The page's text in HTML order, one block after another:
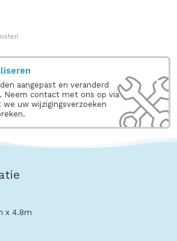
aangepast en veranderd
Neem contact met ons op via
uw wijzigingsverzoeken
x 4.8m